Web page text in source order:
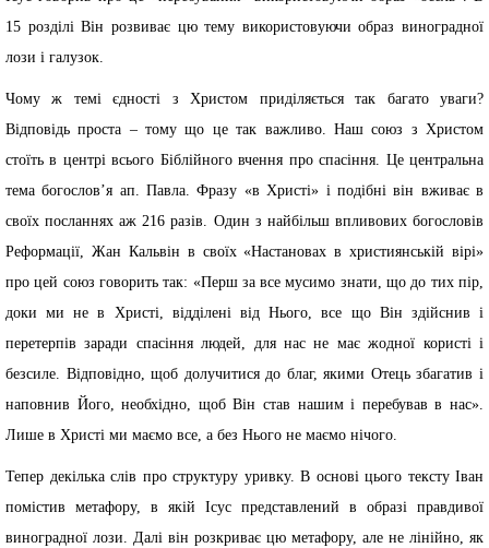
15 розділі Він розвиває цю тему використовуючи образ виноградної
лози і галузок.
Чому ж темі єдності з Христом приділяється так багато уваги?
Відповідь проста – тому що це так важливо. Наш союз з Христом
стоїть в центрі всього Біблійного вчення про спасіння. Це центральна
тема богослов’я ап. Павла. Фразу «в Христі» і подібні він вживає в
своїх посланнях аж 216 разів. Один з найбільш впливових богословів
Реформації, Жан Кальвін в своїх «Настановах в християнській вірі»
про цей союз говорить так: «Перш за все мусимо знати, що до тих пір,
доки ми не в Христі, відділені від Нього, все що Він здійснив і
перетерпів заради спасіння людей, для нас не має жодної користі і
безсиле. Відповідно, щоб долучитися до благ, якими Отець збагатив і
наповнив Його, необхідно, щоб Він став нашим і перебував в нас».
Лише в Христі ми маємо все, а без Нього не маємо нічого.
Тепер декілька слів про структуру уривку. В основі цього тексту Іван
помістив метафору, в якій Ісус представлений в образі правдивої
виноградної лози. Далі він розкриває цю метафору, але не лінійно, як